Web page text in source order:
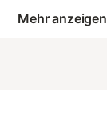
Mehr anzeigen